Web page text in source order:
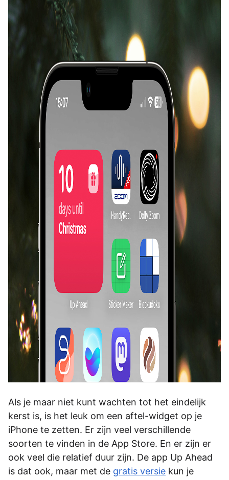
Als je maar niet kunt wachten tot het eindelijk
kerst is, is het leuk om een aftel-widget op je
iPhone te zetten. Er zijn veel verschillende
soorten te vinden in de App Store. En er zijn er
ook veel die relatief duur zijn. De app Up Ahead
is dat ook, maar met de gratis versie kun je